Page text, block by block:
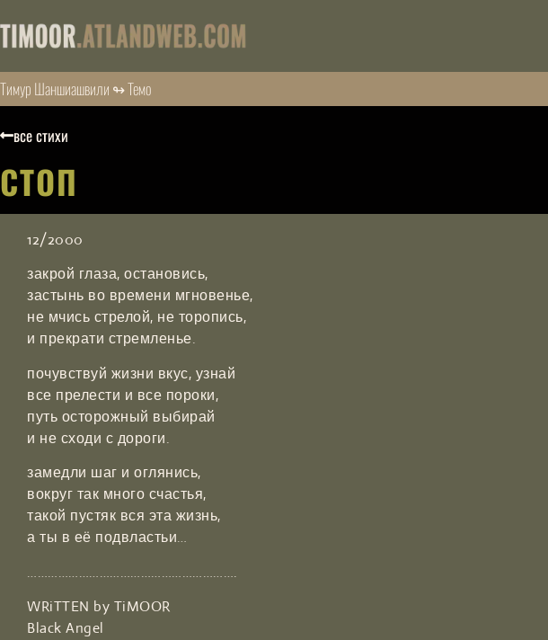
Тимур Шаншиашвили ↬ Темо
все стихи
СТОП
12/2000
закрой глаза, остановись,
застынь во времени мгновенье,
не мчись стрелой, не торопись,
и прекрати стремленье.
почувствуй жизни вкус, узнай
все прелести и все пороки,
путь осторожный выбирай
и не сходи с дороги.
замедли шаг и оглянись,
вокруг так много счастья,
такой пустяк вся эта жизнь,
а ты в её подвластьи…
…………………………………………………….
WRiTTEN by TiMOOR
Black Angel